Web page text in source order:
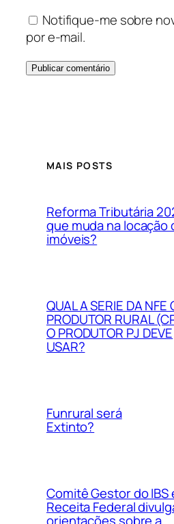
Notifique-me sobre
por e-mail.
MAIS POSTS
Reforma Tributária
que muda na locação
imóveis?
QUAL A SERIE DA NFE
PRODUTOR RURAL
O PRODUTOR PJ DEVE
USAR?
Funrural será
Extinto?
Comitê Gestor do IBS
Receita Federal